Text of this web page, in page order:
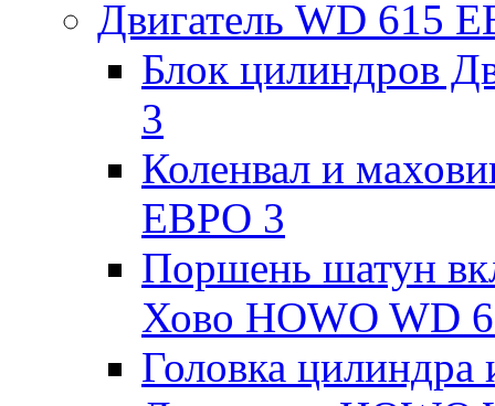
Двигатель WD 615
Блок цилиндров
3
Коленвал и
ЕВРО 3
Поршень шатун
Хово HOWO WD
Головка цилиндра